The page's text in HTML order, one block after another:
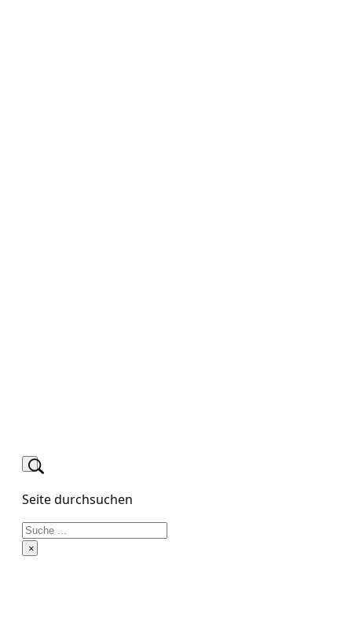
Seite durchsuchen
Suchen
×